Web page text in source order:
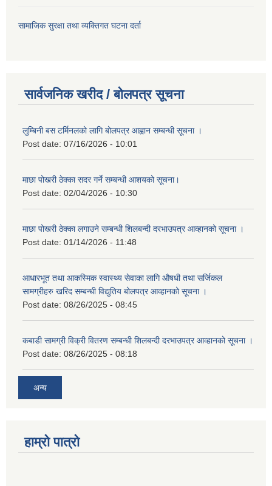
सामाजिक सुरक्षा तथा व्यक्तिगत घटना दर्ता
सार्वजनिक खरीद / बोलपत्र सूचना
लुम्बिनी बस टर्मिनलको लागि बोलपत्र आह्वान सम्बन्धी सूचना ।
Post date: 07/16/2026 - 10:01
माछा पोखरी ठेक्का सदर गर्ने सम्बन्धी आशयको सूचना।
Post date: 02/04/2026 - 10:30
माछा पोखरी ठेक्का लगाउने सम्बन्धी शिलबन्दी दरभाउपत्र आव्हानको सूचना ।
Post date: 01/14/2026 - 11:48
आधारभूत तथा आकस्मिक स्वास्थ्य सेवाका लागि औषधी तथा सर्जिकल
सामग्रीहरु खरिद सम्बन्धी विद्युतिय बोलपत्र आव्हानको सूचना ।
Post date: 08/26/2025 - 08:45
कबाडी सामग्री विक्री वितरण सम्बन्धी शिलबन्दी दरभाउपत्र आव्हानको सूचना ।
Post date: 08/26/2025 - 08:18
अन्य
हाम्रो पात्रो